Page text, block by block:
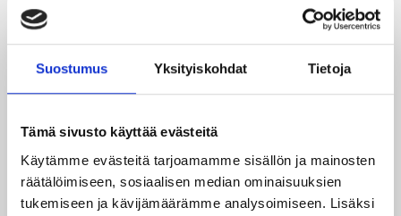
Suostumus Yksityiskohdat Tietoja
Tämä sivusto käyttää evästeitä
Käytämme evästeitä tarjoamamme sisällön ja mainosten
räätälöimiseen, sosiaalisen median ominaisuuksien
tukemiseen ja kävijämäärämme analysoimiseen. Lisäksi
Uusimmat
05.08.2026
JYPin kapteenisto Liiga-kauteen 2026–2027 on nimetty
04.08.2026
Joukkueen yhteisharjoitukset ovat alkaneet – ensimmäinen
mittari luvassa jo heti viikonloppuna Tampere Cupissa!